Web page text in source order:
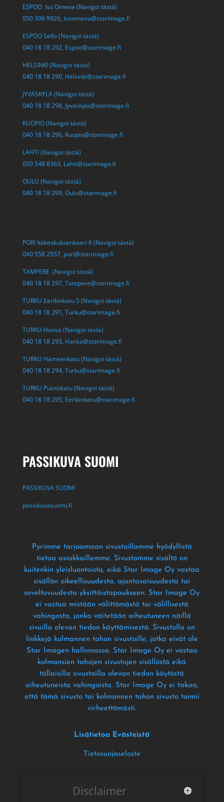
ESPOO Iso Omena (Navigoi tästä)
050 306 9926, Isoomena@starimage.fi
ESPOO Sello (Navigoi tästä)
040 18 18 292, Espoo@starimage.fi
HELSINKI (Navigoi tästä)
040 18 18 290, Helsinki@starimage.fi
JYVÄSKYLÄ (Navigoi tästä)
040 18 18 298, Jyvaskyla@starimage.fi
KUOPIO (Navigoi tästä)
040 18 18 296, Kuopio@starimage.fi
LAHTI (Navigoi tästä)
050 548 8363, Lahti@starimage.fi
OULU (Navigoi tästä)
040 18 18 299, Oulu@starimage.fi
PORI Itäkeskuksenkaari 6 (Navigoi tästä)
040 558 2557, pori@starimage.fi
TAMPERE (Navigoi tästä)
040 18 18 297, Tampere@starimage.fi
TURKU Eerikinkatu 5 (Navigoi tästä)
040 18 18 291, Turku@starimage.fi
TURKU Hansa (Navigoi tästä)
040 18 18 293, Hansa@starimage.fi
TURKU Hämeenkatu (Navigoi tästä)
040 18 18 294, Turku@starimage.fi
TURKU Puistokatu (Navigoi tästä)
040 18 18 295, Eerikinkatu@starimage.fi
PASSIKUVA SUOMI
PASSIKUVA SUOMI
passikuvasuomi.fi
Pyrimme tarjoamaan sivustoillamme hyödyllistä
tietoa asiakkaillemme. Sivustomme sisältö on
kuitenkin yleisluontoista, eikä Star Image Oy vastaa
sisällön oikeellisuudesta, ajantasaisuudesta tai
soveltuvuudesta yksittäistapaukseen. Star Image Oy
ei vastaa mistään välittömästä tai välillisestä
vahingosta, jonka väitetään aiheutuneen näillä
sivuilla olevan tiedon käyttämisestä. Sivustolla on
linkkejä kolmannen tahon sivustoille, jotka eivät ole
Star Imagen hallinnassa. Star Image Oy ei vastaa
kolmansien tahojen sivustojen sisällöstä eikä
tällaisilla sivustoilla olevan tiedon käytöstä
aiheutuneista vahingoista. Star Image Oy ei takaa,
että tämä sivusto tai kolmannen tahon sivusto toimii
virheettömästi.
Lisätietoa Evästeistä
Tietosuojaseloste
Disclaimer